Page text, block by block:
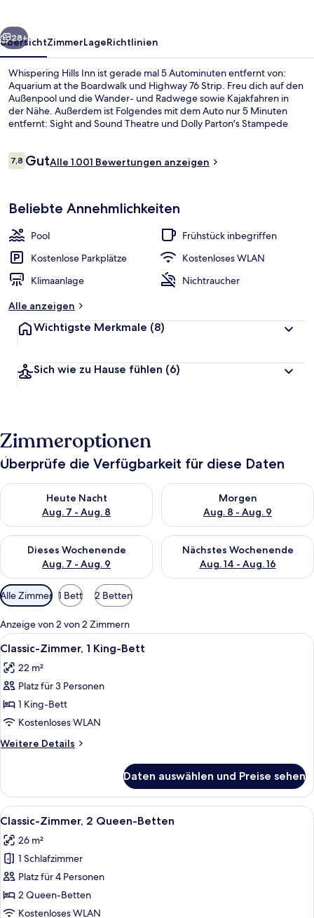
Weiter
28+
ÜbersichtZimmerLageRichtlinien
Whispering Hills Inn ist gerade mal 5 Autominuten entfernt von:
Aquarium at the Boardwalk und Highway 76 Strip. Freu dich auf den
Außenpool und die Wander- und Radwege sowie Kajakfahren in
der Nähe. Außerdem ist Folgendes mit dem Auto nur 5 Minuten
entfernt: Sight and Sound Theatre und Dolly Parton's Stampede
Bewertungen
7,87,8 von 10.
GutAlle 1.001 Bewertungen anzeigen
Beliebte Annehmlichkeiten
Pool
Frühstück inbegriffen
Kostenlose Parkplätze
Kostenloses WLAN
Klimaanlage
Nichtraucher
Alle anzeigen
Wichtigste Merkmale (8)
Sich wie zu Hause fühlen (6)
Zimmeroptionen
Überprüfe die Verfügbarkeit für diese Daten
Heute Nacht
Aug. 7 - Aug. 8
Überprüfe die Verfügbarkeit für heute Nacht, Aug. 7 - Aug. 8.
Morgen
Aug. 8 - Aug. 9
Überprüfe die Verfügbarkeit
Dieses Wochenende
Aug. 7 - Aug. 9
Überprüfe die Verfügbarkeit für dieses Wochenende, Aug. 7
Nächstes Wochenende
Aug. 14 - Aug. 16
Überprüfe die Verfügbarkeit
Verfügbare
Filter
für
Zimmer
Alle Zimmer 1 Bett 2 Betten
Anzeige von 2 von 2 Zimmern
Alle
Fotos
für
Classic-
Zimmer,
1 King-
Bett
anzeigen
Classic-Zimmer, 1 King-Bett |
4
Classic-Zimmer, 1 King-Bett
22 m²
Platz für 3 Personen
1 King-Bett
Kostenloses WLAN
Weitere Details
Weitere
Zimmer,
1 King-
Bett
Daten auswählen und Preise sehen
Alle
Fotos
für
Classic-
Zimmer,
2 Queen-
Betten
Classic-Zimmer, 2 Queen-Betten |
5
Classic-Zimmer, 2 Queen-Betten
26 m²
1 Schlafzimmer
Platz für 4 Personen
2 Queen-Betten
Kostenloses WLAN